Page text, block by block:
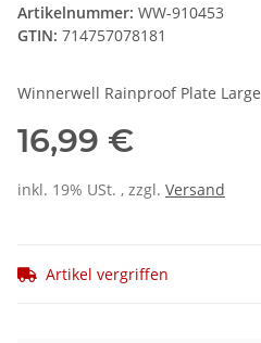
Artikelnummer: WW-910453
GTIN: 714757078181
Winnerwell Rainproof Plate Large
16,99 €
inkl. 19% USt. , zzgl. Versand
Artikel vergriffen